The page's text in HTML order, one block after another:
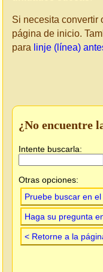
Si necesita convertir
página de inicio.
para linje (línea)
¿No encuentre
Intente buscarla:
Otras opciones:
Pruebe buscar en
Haga su pregunta
< Retorne a la